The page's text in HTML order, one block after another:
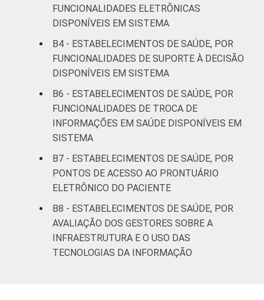
FUNCIONALIDADES ELETRÔNICAS
DISPONÍVEIS EM SISTEMA
B4 - ESTABELECIMENTOS DE SAÚDE, POR
FUNCIONALIDADES DE SUPORTE À DECISÃO
DISPONÍVEIS EM SISTEMA
B6 - ESTABELECIMENTOS DE SAÚDE, POR
FUNCIONALIDADES DE TROCA DE
INFORMAÇÕES EM SAÚDE DISPONÍVEIS EM
SISTEMA
B7 - ESTABELECIMENTOS DE SAÚDE, POR
PONTOS DE ACESSO AO PRONTUÁRIO
ELETRÔNICO DO PACIENTE
B8 - ESTABELECIMENTOS DE SAÚDE, POR
AVALIAÇÃO DOS GESTORES SOBRE A
INFRAESTRUTURA E O USO DAS
TECNOLOGIAS DA INFORMAÇÃO